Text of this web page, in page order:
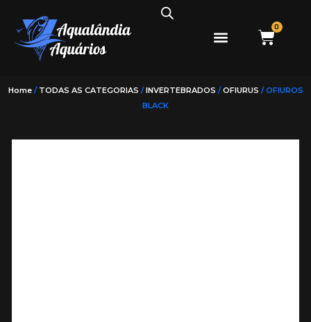
0
Home/ TODAS AS CATEGORIAS /INVERTEBRADOS /OFIURUS / OFIUROS
BLACK